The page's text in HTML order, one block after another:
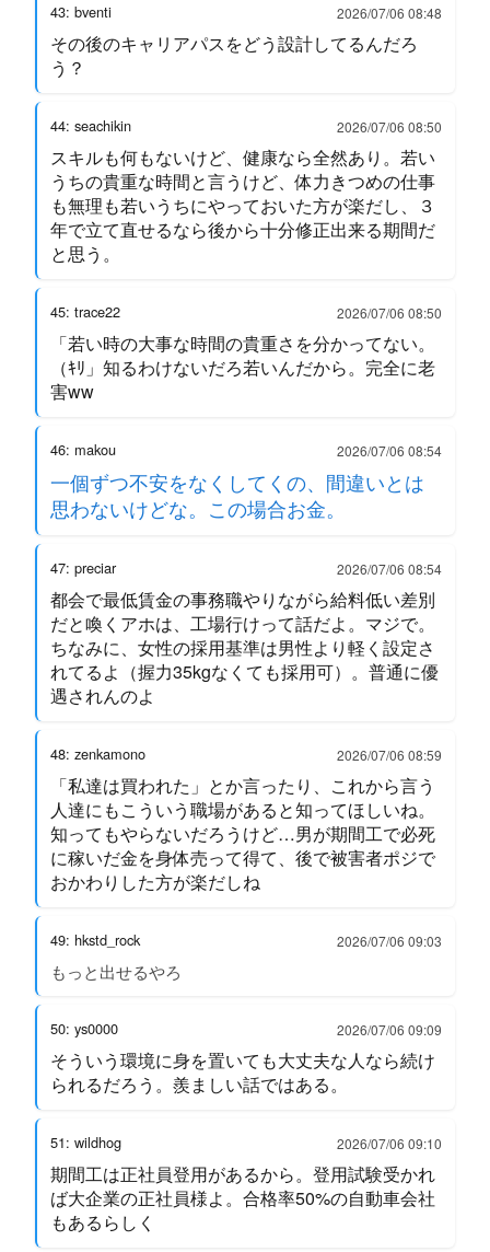
43: bventi 2026/07/06 08:48
その後のキャリアパスをどう設計してるんだろ
う？
44: seachikin 2026/07/06 08:50
スキルも何もないけど、健康なら全然あり。若い
うちの貴重な時間と言うけど、体力きつめの仕事
も無理も若いうちにやっておいた方が楽だし、３
年で立て直せるなら後から十分修正出来る期間だ
と思う。
45: trace22 2026/07/06 08:50
「若い時の大事な時間の貴重さを分かってない。
（ｷﾘ」知るわけないだろ若いんだから。完全に老
害ww
46: makou 2026/07/06 08:54
一個ずつ不安をなくしてくの、間違いとは
思わないけどな。この場合お金。
47: preciar 2026/07/06 08:54
都会で最低賃金の事務職やりながら給料低い差別
だと喚くアホは、工場行けって話だよ。マジで。
ちなみに、女性の採用基準は男性より軽く設定さ
れてるよ（握力35kgなくても採用可）。普通に優
遇されんのよ
48: zenkamono 2026/07/06 08:59
「私達は買われた」とか言ったり、これから言う
人達にもこういう職場があると知ってほしいね。
知ってもやらないだろうけど…男が期間工で必死
に稼いだ金を身体売って得て、後で被害者ポジで
おかわりした方が楽だしね
49: hkstd_rock 2026/07/06 09:03
もっと出せるやろ
50: ys0000 2026/07/06 09:09
そういう環境に身を置いても大丈夫な人なら続け
られるだろう。羨ましい話ではある。
51: wildhog 2026/07/06 09:10
期間工は正社員登用があるから。登用試験受かれ
ば大企業の正社員様よ。合格率50%の自動車会社
もあるらしく